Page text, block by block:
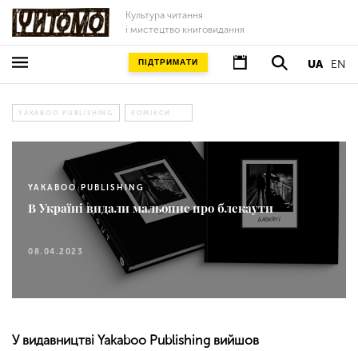
Культура читання
і мистецтво книговидання
UA EN
ПІДТРИМАТИ
YAKABOO PUBLISHING КОМІКСИ
YAKABOO PUBLISHING
В Україні видали мальопис про блекаути
08.04.2023
У видавництві Yakaboo Publishing вийшов